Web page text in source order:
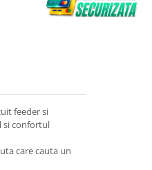
feeder si
si confortul
care cauta un